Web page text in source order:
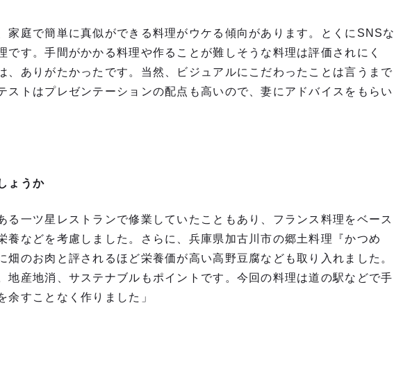
家庭で簡単に真似ができる料理がウケる傾向があります。とくにSNSな
です。手間がかかる料理や作ることが難しそうな料理は評価されにく
、ありがたかったです。当然、ビジュアルにこだわったことは言うまで
ストはプレゼンテーションの配点も高いので、妻にアドバイスをもらい
ょうか
る一ツ星レストランで修業していたこともあり、フランス料理をベース
養などを考慮しました。さらに、兵庫県加古川市の郷土料理『かつめ
畑のお肉と評されるほど栄養価が高い高野豆腐なども取り入れました。
地産地消、サステナブルもポイントです。今回の料理は道の駅などで手
余すことなく作りました」